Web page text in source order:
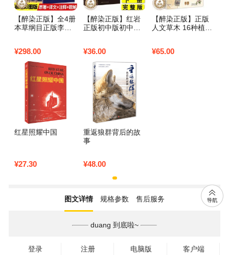
【醉染正版】全4册
本草纲目正版李时
国药学巨著古典百
科全书养生书籍中
医正版中草药大全
¥298.00
【醉染正版】红岩
正版初中版初中生
红岩书正版原版罗
广斌杨益言原著红
颜在烈火中红小著
¥36.00
【醉染正版】正版
人文草木 16种植物
如何改变世界格局
¥65.00
红星照耀中国
¥27.30
重返狼群背后的故
事
¥48.00
图文详情 规格参数 售后服务
duang 到底啦~
登录 注册 电脑版 客户端